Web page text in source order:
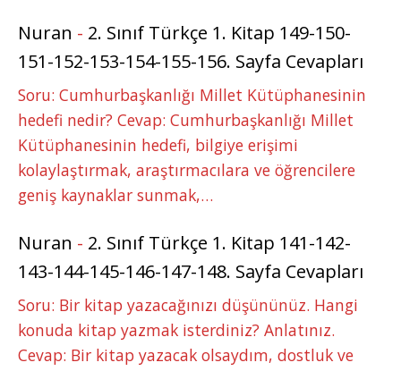
Nuran - 2. Sınıf Türkçe 1. Kitap 149-150-
151-152-153-154-155-156. Sayfa Cevapları
Soru: Cumhurbaşkanlığı Millet Kütüphanesinin
hedefi nedir? Cevap: Cumhurbaşkanlığı Millet
Kütüphanesinin hedefi, bilgiye erişimi
kolaylaştırmak, araştırmacılara ve öğrencilere
geniş kaynaklar sunmak,…
Nuran - 2. Sınıf Türkçe 1. Kitap 141-142-
143-144-145-146-147-148. Sayfa Cevapları
Soru: Bir kitap yazacağınızı düşününüz. Hangi
konuda kitap yazmak isterdiniz? Anlatınız.
Cevap: Bir kitap yazacak olsaydım, dostluk ve